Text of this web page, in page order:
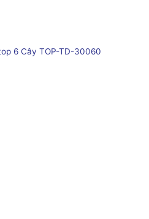
6 Cây TOP-TD-30060